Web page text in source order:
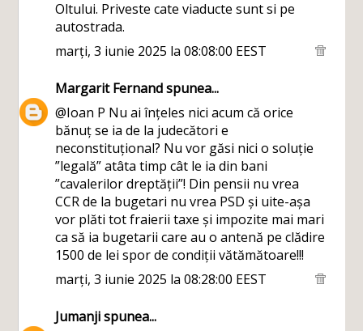
Oltului. Priveste cate viaducte sunt si pe
autostrada.
marți, 3 iunie 2025 la 08:08:00 EEST
Margarit Fernandspunea...
@Ioan P Nu ai înțeles nici acum că orice
bănuț se ia de la judecători e
neconstituțional? Nu vor găsi nici o soluție
”legală” atâta timp cât le ia din bani
”cavalerilor dreptății”! Din pensii nu vrea
CCR de la bugetari nu vrea PSD și uite-așa
vor plăti tot fraierii taxe și impozite mai mari
ca să ia bugetarii care au o antenă pe clădire
1500 de lei spor de condiții vătămătoare!!!
marți, 3 iunie 2025 la 08:28:00 EEST
Jumanjispunea...